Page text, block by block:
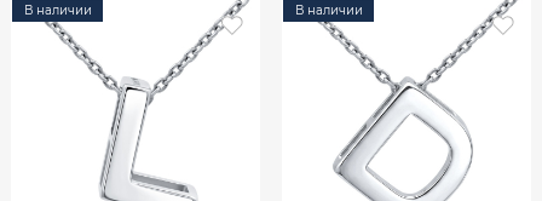
В наличии В наличии